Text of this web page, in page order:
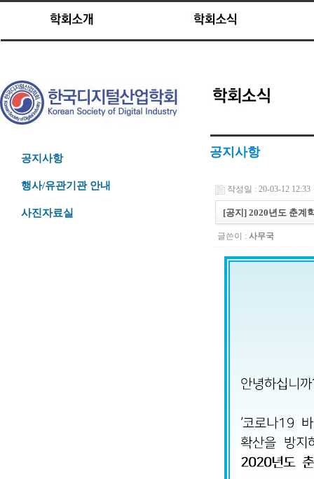
공지사항
행사/유관기관 안내
사진자료실
공지사항
작성일 : 20-03-12 12:33
[공지] 2020년도 춘계
글쓴이 : 사무국